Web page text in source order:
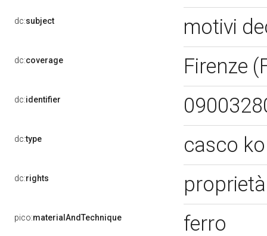
dc:subject motivi
dc:coverage Firenze
dc:identifier
dc:type casco
dc:rights
pico:materialAndTechnique
ferro